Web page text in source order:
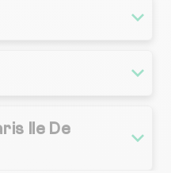
Ile De